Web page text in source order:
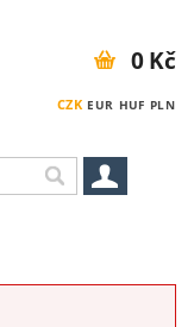
CZK EUR HUF PLN
0 Kč